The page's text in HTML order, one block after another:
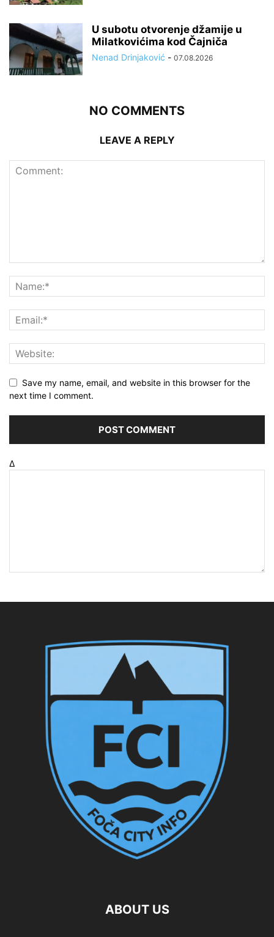
U subotu otvorenje džamije u
Milatkovićima kod Čajniča
Nenad Drinjaković - 07.08.2026
NO COMMENTS
LEAVE A REPLY
Save my name, email, and website in this browser for the
next time I comment.
Δ
ABOUT US